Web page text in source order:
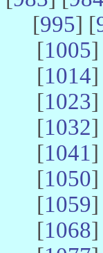
[995] [
[1005]
[1014]
[1023]
[1032]
[1041]
[1050]
[1059]
[1068]